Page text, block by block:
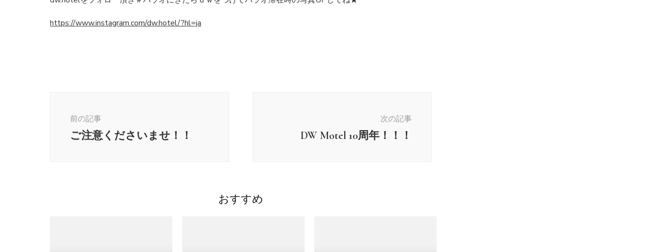
https://www.instagram.com/dw.hotel/?hl=ja
前の記事
ご注意くださいませ！！
次の記事
DW Motel 10周年！！！
おすすめ